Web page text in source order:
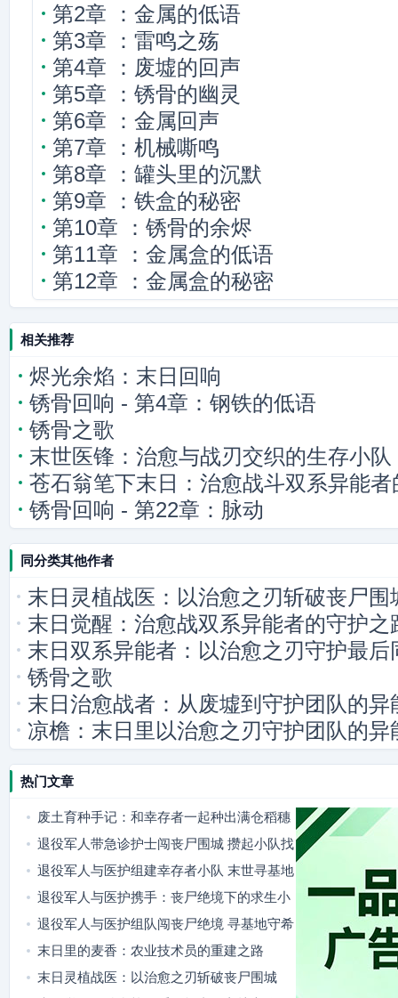
第2章 ：金属的低语
第3章 ：雷鸣之殇
第4章 ：废墟的回声
第5章 ：锈骨的幽灵
第6章 ：金属回声
第7章 ：机械嘶鸣
第8章 ：罐头里的沉默
第9章 ：铁盒的秘密
第10章 ：锈骨的余烬
第11章 ：金属盒的低语
第12章 ：金属盒的秘密
相关推荐
烬光余焰：末日回响
锈骨回响 - 第4章：钢铁的低语
锈骨之歌
末世医锋：治愈与战刃交织的生存小队
苍石翁笔下末日：治愈战斗双系异能
锈骨回响 - 第22章：脉动
同分类其他作者
末日灵植战医：以治愈之刃斩破丧尸围
末日觉醒：治愈战双系异能者的守护之
末日双系异能者：以治愈之刃守护最后
锈骨之歌
末日治愈战者：从废墟到守护团队的异
凉檐：末日里以治愈之刃守护团队的异
热门文章
废土育种手记：和幸存者一起种出满仓稻穗
退役军人带急诊护士闯丧尸围城 攒起小队找
隐秘据点
退役军人与医护组建幸存者小队 末世寻基地
燃爽又暖心
退役军人与医护携手：丧尸绝境下的求生小
队
退役军人与医护组队闯丧尸绝境 寻基地守希
望
末日里的麦香：农业技术员的重建之路
末日灵植战医：以治愈之刃斩破丧尸围城